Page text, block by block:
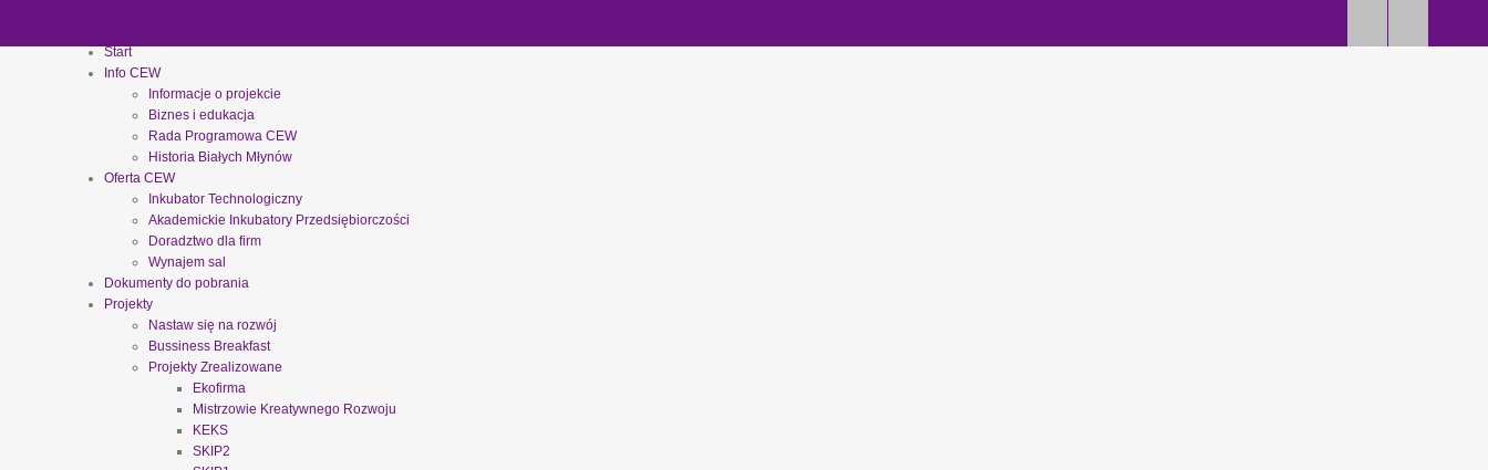
Start
Info CEW
Informacje o projekcie
Biznes i edukacja
Rada Programowa CEW
Historia Białych Młynów
Oferta CEW
Inkubator Technologiczny
Akademickie Inkubatory Przedsiębiorczości
Doradztwo dla firm
Wynajem sal
Dokumenty do pobrania
Projekty
Nastaw się na rozwój
Bussiness Breakfast
Projekty Zrealizowane
Ekofirma
Mistrzowie Kreatywnego Rozwoju
KEKS
SKIP2